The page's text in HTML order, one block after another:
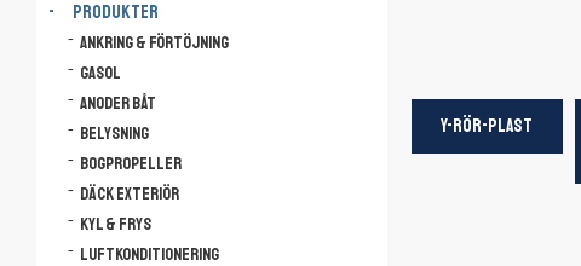
Y-RÖR-PLAST
PRODUKTER
Ankring & Förtöjning
Gasol
Anoder båt
Belysning
Bogpropeller
Däck Exteriör
Kyl & Frys
Luftkonditionering